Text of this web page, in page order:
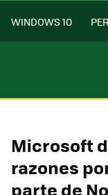
WINDOWS 10
Microsoft
razones
parte de